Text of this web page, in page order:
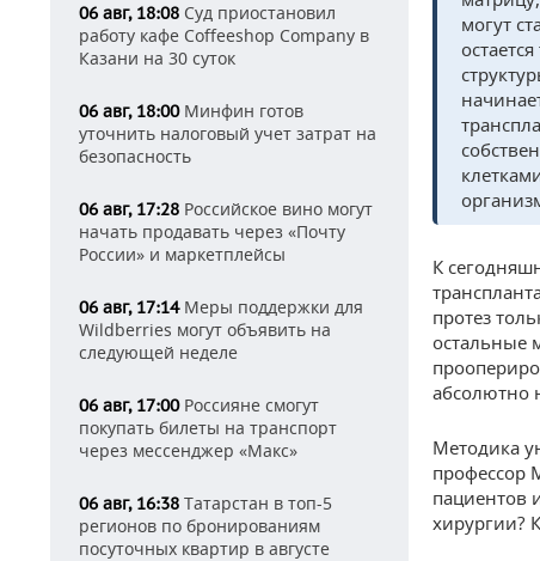
06 авг, 18:08 Суд приостановил
работу кафе Coffeeshop Company в
Казани на 30 суток
06 авг, 18:00Минфин готов
уточнить налоговый учет затрат на
безопасность
06 авг, 17:28 Российское вино могут
начать продавать через «Почту
России» и маркетплейсы
06 авг, 17:14Меры поддержки для
Wildberries могут объявить на
следующей неделе
06 авг, 17:00Россияне смогут
покупать билеты на транспорт
через мессенджер «Макс»
06 авг, 16:38 Татарстан в топ-5
регионов по бронированиям
посуточных квартир в августе
могут
К
протез
остальные
абсолютно
Методика
профессор
пациентов
хирургии?